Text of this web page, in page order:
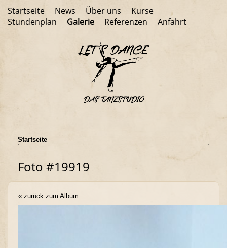
Startseite News Über uns
Kurse
Stundenplan
Galerie Referenzen Anfahrt
Startseite
Foto #19919
« zurück zum Album